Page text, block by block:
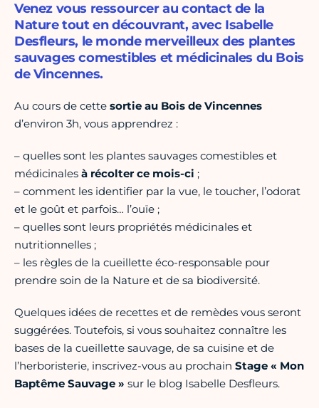
Venez vous ressourcer au contact de la
Nature tout en découvrant, avec Isabelle
Desfleurs, le monde merveilleux des plantes
sauvages comestibles et médicinales du Bois
de Vincennes.
Au cours de cette sortie au Bois de Vincennes
d’environ 3h, vous apprendrez :
– quelles sont les plantes sauvages comestibles et
médicinales à récolter ce mois-ci ;
– comment les identifier par la vue, le toucher, l’odorat
et le goût et parfois… l’ouïe ;
– quelles sont leurs propriétés médicinales et
nutritionnelles ;
– les règles de la cueillette éco-responsable pour
prendre soin de la Nature et de sa biodiversité.
Quelques idées de recettes et de remèdes vous seront
suggérées. Toutefois, si vous souhaitez connaître les
bases de la cueillette sauvage, de sa cuisine et de
l’herboristerie, inscrivez-vous au prochain Stage « Mon
Baptême Sauvage » sur le blog Isabelle Desfleurs.